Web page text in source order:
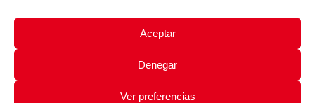
Aceptar
Denegar
Ver preferencias